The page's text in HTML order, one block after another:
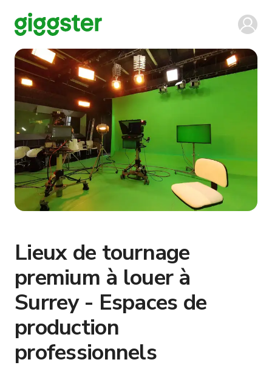
Lieux de tournage
premium à louer à
Surrey - Espaces de
production
professionnels